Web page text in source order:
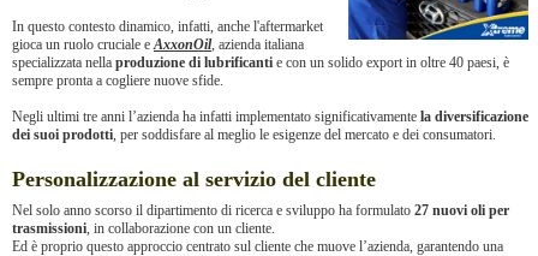
In questo contesto dinamico, infatti, anche l'aftermarket
gioca un ruolo cruciale eAxxonOil, azienda italiana
specializzata nella produzione di lubrificanti e con un solido export in oltre 40 paesi, è
sempre pronta a cogliere nuove sfide.
Negli ultimi tre anni l’azienda ha infatti implementato significativamente la diversificazione
dei suoi prodotti, per soddisfare al meglio le esigenze del mercato e dei consumatori.
Personalizzazione al servizio del cliente
Nel solo anno scorso il dipartimento di ricerca e sviluppo ha formulato 27 nuovi oli per
trasmissioni, in collaborazione con un cliente.
Ed è proprio questo approccio centrato sul cliente che muove l’azienda, garantendo una